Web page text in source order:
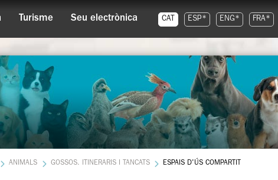
Turisme Seu electrònica CAT ESP* ENG* FRA*
ANIMALS GOSSOS. ITINERARIS I TANCATS ESPAIS D'ÚS COMPARTIT